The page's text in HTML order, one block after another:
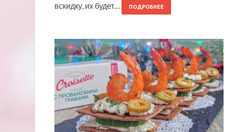
вскидку, их будет…
ПОДРОБНЕЕ